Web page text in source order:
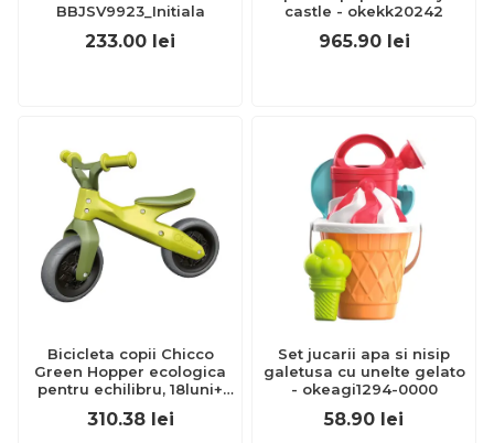
BBJSV9923_Initiala
233.00 lei
castle - okekk20242
965.90 lei
Bicicleta copii Chicco
Green Hopper ecologica
pentru echilibru, 18luni+
310.38 lei
Set jucarii apa si nisip
galetusa cu unelte gelato
- okeagi1294-0000
58.90 lei